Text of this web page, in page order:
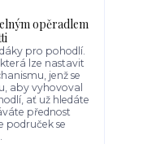
opěradlem
pro pohodlí.
lze nastavit
jenž se
aby vyhovoval
ať už hledáte
přednost
područek se